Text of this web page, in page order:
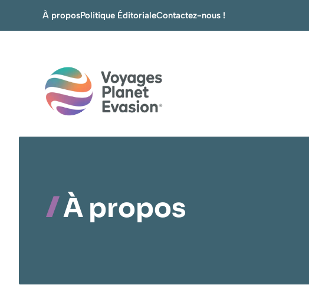
À proposPolitique ÉditorialeContactez-nous !
À propos